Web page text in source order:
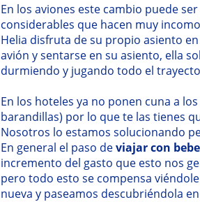
En los aviones este cambio puede
considerables que hacen muy
Helia disfruta de su propio asiento
avión y sentarse en su asiento, ella
durmiendo y jugando todo el
En los hoteles ya no ponen cuna a
barandillas) por lo que te las tienes
Nosotros lo estamos solucionando
En general el paso deviajar con
incremento del gasto que esto nos
pero todo esto se compensa
nueva y paseamos descubriéndola